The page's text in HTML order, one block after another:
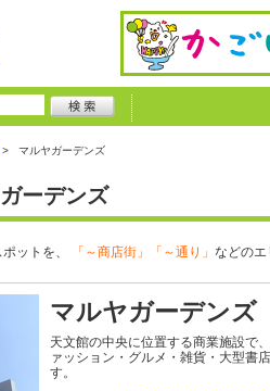
マルヤガーデンズ
ーデンズ
ットを、 「～商店街」「～通り」 などのエ
マルヤガーデンズ
天文館の中央に位置する商業施設で
ァッション・グルメ・雑貨・大型書
す。